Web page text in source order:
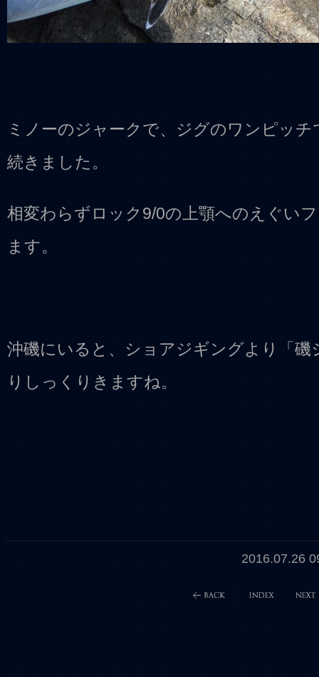
ミノーのジャークで、ジグのワンピッ
続きました。
相変わらずロック9/0の上顎へのえぐい
ます。
沖磯にいると、ショアジギングより「
りしっくりきますね。
2016.07.26